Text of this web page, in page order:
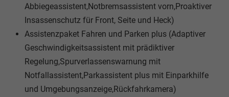
Abbiegeassistent,Notbremsassistent vorn,Proaktiver
Insassenschutz für Front, Seite und Heck)
Assistenzpaket Fahren und Parken plus (Adaptiver
Geschwindigkeitsassistent mit prädiktiver
Regelung,Spurverlassenswarnung mit
Notfallassistent,Parkassistent plus mit Einparkhilfe
und Umgebungsanzeige,Rückfahrkamera)